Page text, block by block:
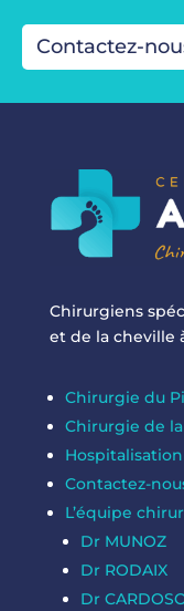
Contactez-
Chirurgiens
et de la cheville
Chirurgie du
Chirurgie de
Hospitalisation
Contactez-
L’équipe
Dr MUNOZ
Dr RODAIX
Dr